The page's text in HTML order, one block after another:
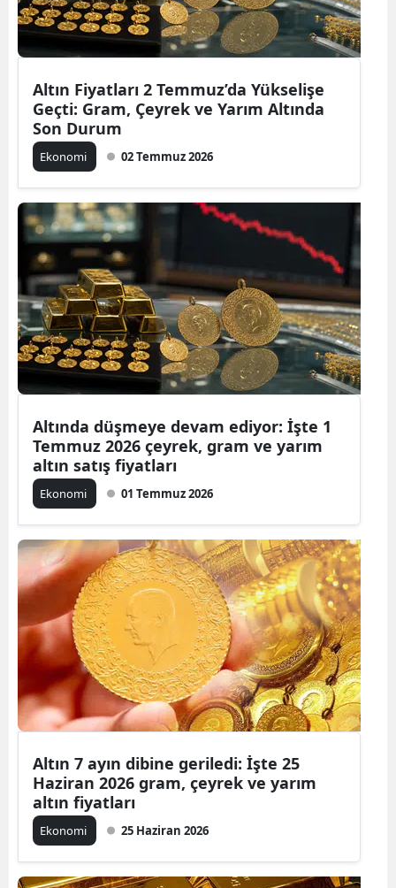
Altın Fiyatları 2 Temmuz’da Yükselişe
Geçti: Gram, Çeyrek ve Yarım Altında
Son Durum
Ekonomi 02 Temmuz 2026
Altında düşmeye devam ediyor: İşte 1
Temmuz 2026 çeyrek, gram ve yarım
altın satış fiyatları
Ekonomi 01 Temmuz 2026
Altın 7 ayın dibine geriledi: İşte 25
Haziran 2026 gram, çeyrek ve yarım
altın fiyatları
Ekonomi 25 Haziran 2026